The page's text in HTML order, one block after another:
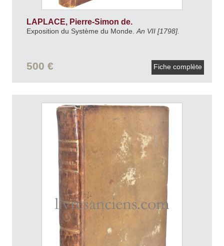
LAPLACE, Pierre-Simon de.
Exposition du Système du Monde.An VII [1798].
500 € Fiche complète